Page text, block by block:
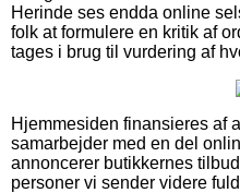
Herinde ses endda online
folk at formulere en kritik af
tages i brug til vurdering af
Hjemmesiden finansieres af
samarbejder med en del
annoncerer butikkernes
personer vi sender videre